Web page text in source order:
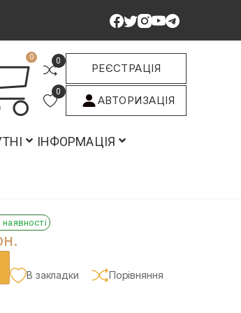
0 0
0
РЕЄСТРАЦІЯ
АВТОРИЗАЦІЯ
ІНФОРМАЦІЯ
наявності
В закладки Порівняння